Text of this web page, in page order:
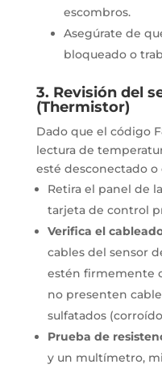
escombros.
Asegúrate de
bloqueado o
3. Revisión del
(Thermistor)
Dado que el código
lectura de
esté desconectado o
Retira el panel de
tarjeta de control
Verifica el
cables del sensor
estén firmemente
no presenten
sulfatados
Prueba de
y un multímetro,